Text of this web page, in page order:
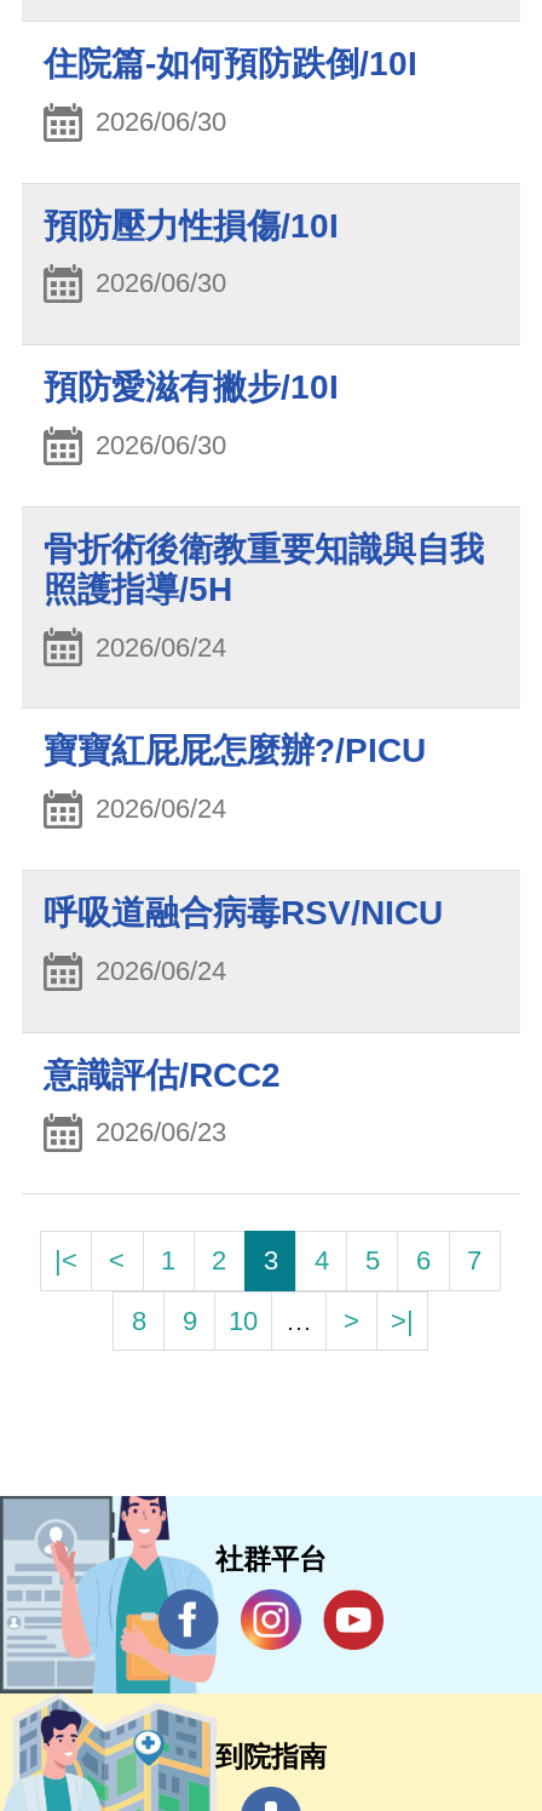
住院篇-如何預防跌倒/10I
2026/06/30
預防壓力性損傷/10I
2026/06/30
預防愛滋有撇步/10I
2026/06/30
骨折術後衛教重要知識與自我
照護指導/5H
2026/06/24
寶寶紅屁屁怎麼辦?/PICU
2026/06/24
呼吸道融合病毒RSV/NICU
2026/06/24
意識評估/RCC2
2026/06/23
|< < 1 2 3 4 5 6
7
8
9 10 … > >|
社群平台
到院指南